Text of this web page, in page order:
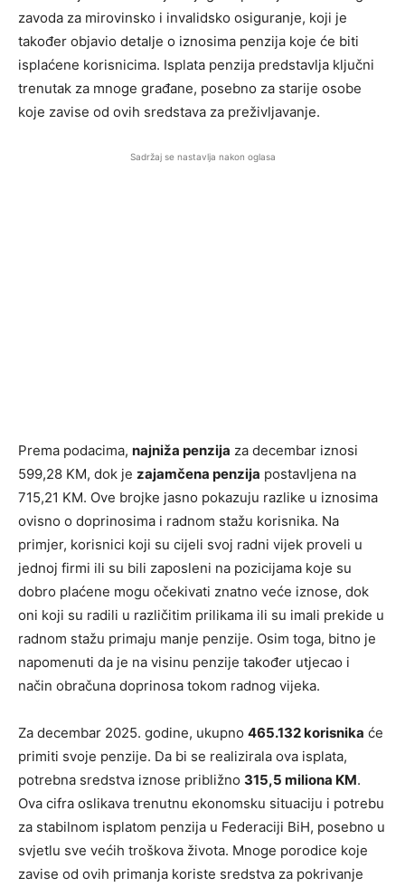
zavoda za mirovinsko i invalidsko osiguranje, koji je
također objavio detalje o iznosima penzija koje će biti
isplaćene korisnicima. Isplata penzija predstavlja ključni
trenutak za mnoge građane, posebno za starije osobe
koje zavise od ovih sredstava za preživljavanje.
Sadržaj se nastavlja nakon oglasa
Prema podacima, najniža penzija za decembar iznosi
599,28 KM, dok je zajamčena penzija postavljena na
715,21 KM. Ove brojke jasno pokazuju razlike u iznosima
ovisno o doprinosima i radnom stažu korisnika. Na
primjer, korisnici koji su cijeli svoj radni vijek proveli u
jednoj firmi ili su bili zaposleni na pozicijama koje su
dobro plaćene mogu očekivati znatno veće iznose, dok
oni koji su radili u različitim prilikama ili su imali prekide u
radnom stažu primaju manje penzije. Osim toga, bitno je
napomenuti da je na visinu penzije također utjecao i
način obračuna doprinosa tokom radnog vijeka.
Za decembar 2025. godine, ukupno 465.132 korisnika će
primiti svoje penzije. Da bi se realizirala ova isplata,
potrebna sredstva iznose približno 315,5 miliona KM.
Ova cifra oslikava trenutnu ekonomsku situaciju i potrebu
za stabilnom isplatom penzija u Federaciji BiH, posebno u
svjetlu sve većih troškova života. Mnoge porodice koje
zavise od ovih primanja koriste sredstva za pokrivanje